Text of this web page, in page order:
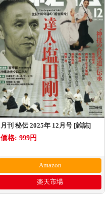
月刊 秘伝 2025年 12月号 [雑誌]
価格: 999円
Amazon
楽天市場